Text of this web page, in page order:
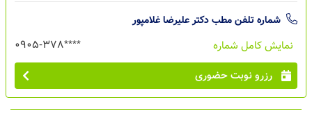
شماره تلفن مطبدکتر علیرضا غلامپور
نمایش کامل شماره
0905-378****
رزرو نوبت حضوری